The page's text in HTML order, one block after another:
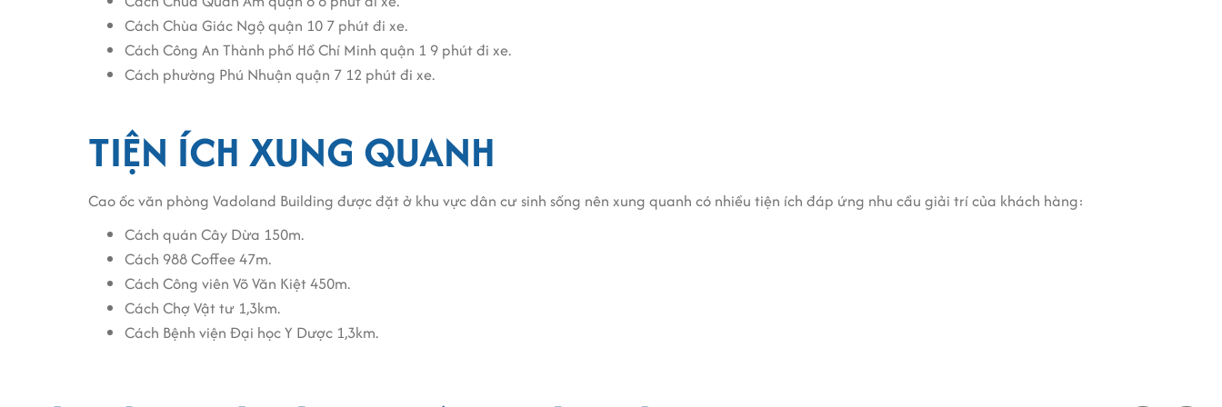
Cách Chùa Giác Ngộ quận 10 7 phút đi xe.
Cách Công An Thành phố Hồ Chí Minh quận 1 9 phút đi xe.
Cách phường Phú Nhuận quận 7 12 phút đi xe.
TIỆN ÍCH XUNG QUANH
Cao ốc văn phòng Vadoland Building được đặt ở khu vực dân cư sinh sống nên xung quanh có nhiều tiện ích đáp ứng nhu cầu giải trí của khách hàng:
Cách quán Cây Dừa 150m.
Cách 988 Coffee 47m.
Cách Công viên Võ Văn Kiệt 450m.
Cách Chợ Vật tư 1,3km.
Cách Bệnh viện Đại học Y Dược 1,3km.